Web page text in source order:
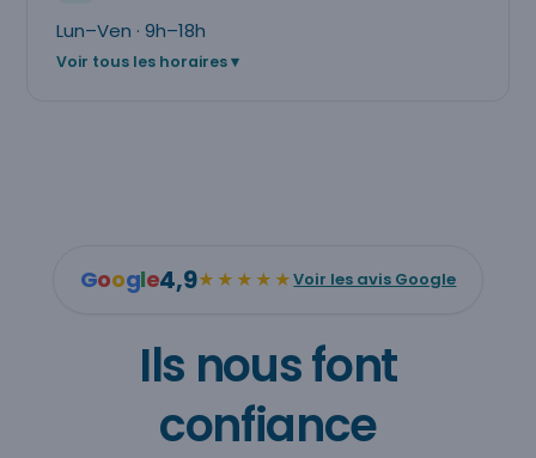
Lun–Ven · 9h–18h
Voir tous les horaires
Google4,9★★★★★Voir les avis Google
Ils nous font
confiance